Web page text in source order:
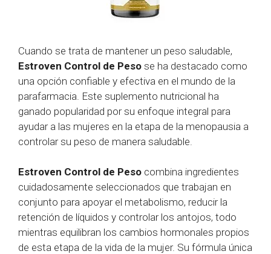
Cuando se trata de mantener un peso saludable,
Estroven Control de Peso se ha destacado como
una opción confiable y efectiva en el mundo de la
parafarmacia. Este suplemento nutricional ha
ganado popularidad por su enfoque integral para
ayudar a las mujeres en la etapa de la menopausia a
controlar su peso de manera saludable.
Estroven Control de Peso combina ingredientes
cuidadosamente seleccionados que trabajan en
conjunto para apoyar el metabolismo, reducir la
retención de líquidos y controlar los antojos, todo
mientras equilibran los cambios hormonales propios
de esta etapa de la vida de la mujer. Su fórmula única